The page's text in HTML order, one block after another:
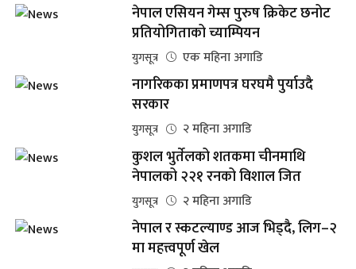
नेपाल एसियन गेम्स पुरुष क्रिकेट छनोट
प्रतियोगिताको च्याम्पियन
युगसूत्र एक महिना अगाडि
नागरिकका प्रमाणपत्र घरघमै पुर्याउदै
सरकार
युगसूत्र २ महिना अगाडि
कुशल भुर्तेलको शतकमा चीनमाथि
नेपालको २२१ रनको विशाल जित
युगसूत्र २ महिना अगाडि
नेपाल र स्कटल्याण्ड आज भिड्दै, लिग–२
मा महत्त्वपूर्ण खेल